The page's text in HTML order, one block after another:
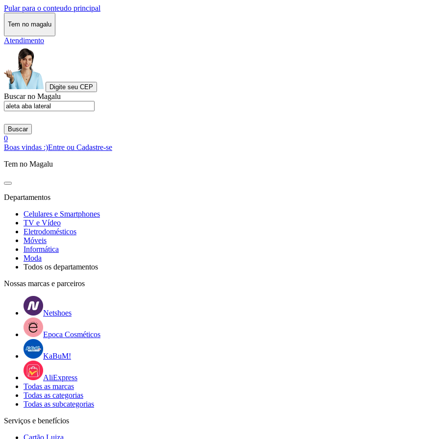
Pular para o conteudo principal
Tem no magalu
Atendimento
Digite seu CEP
Buscar no Magalu
Buscar
0
Boas vindas :)Entre ou Cadastre-se
Tem no Magalu
Departamentos
Celulares e Smartphones
TV e Vídeo
Eletrodomésticos
Móveis
Informática
Moda
Todos os departamentos
Nossas marcas e parceiros
Netshoes
Epoca Cosméticos
KaBuM!
AliExpress
Todas as marcas
Todas as categorias
Todas as subcategorias
Serviços e benefícios
Cartão Luiza